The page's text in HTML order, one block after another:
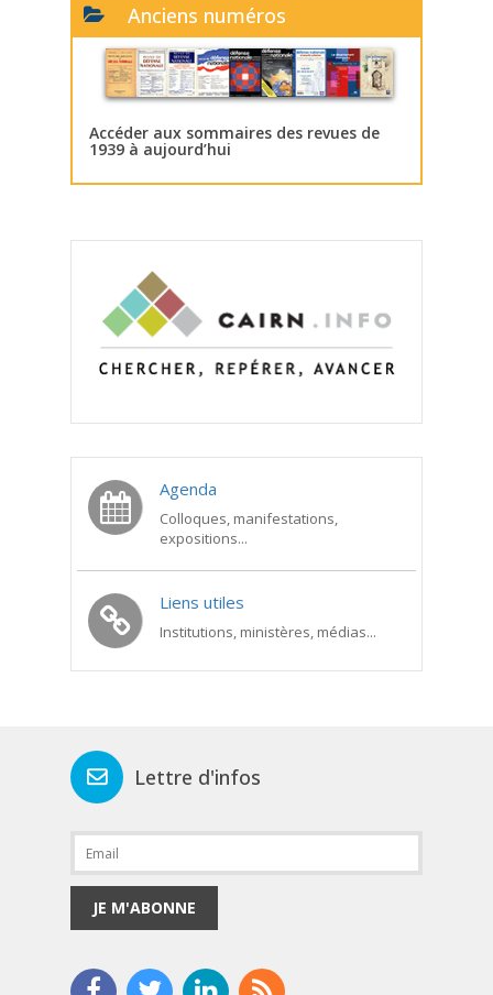
Anciens numéros
Accéder aux sommaires des revues de
1939 à aujourd’hui
Agenda
Colloques, manifestations,
expositions...
Liens utiles
Institutions, ministères, médias...
Lettre d'infos
JE M'ABONNE